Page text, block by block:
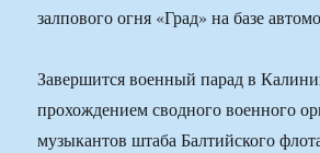
залпового огня «Град» на базе
Завершится военный парад в
прохождением сводного военного
музыкантов штаба Балтийского